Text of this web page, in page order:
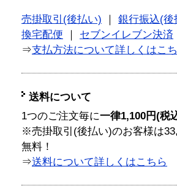
売掛取引(後払い)
銀行振込(後
換宅配便
セブンイレブン決済
⇒支払方法について詳しくはこ
送料について
1つのご注文毎に一律1,100円(税
※売掛取引(後払い)のお客様は
無料！
⇒送料について詳しくはこちら